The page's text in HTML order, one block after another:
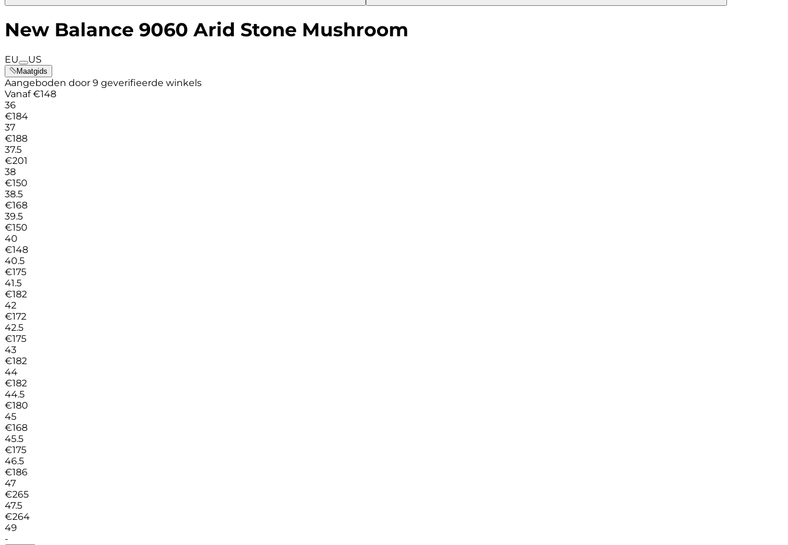
New Balance 9060 Arid Stone Mushroom
EU US
Maatgids
Aangeboden door 9 geverifieerde winkels
Vanaf €148
36
€184
37
€188
37.5
€201
38
€150
38.5
€168
39.5
€150
40
€148
40.5
€175
41.5
€182
42
€172
42.5
€175
43
€182
44
€182
44.5
€180
45
€168
45.5
€175
46.5
€186
47
€265
47.5
€264
49
-